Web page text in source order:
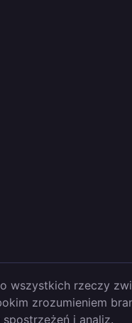
wszystkich rzeczy
zrozumieniem
i analiz.